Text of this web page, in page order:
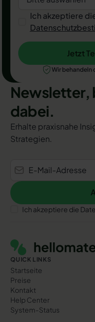
Ich akzeptiere
Jetzt Termin
Jetzt
Wir behandeln
Newsletter,
dabei.
Erhalte praxisnahe
Strategien.
Anmelden
Ich akzeptiere die
QUICK LINKS
Startseite
Preise
Kontakt
Help Center
System-Status